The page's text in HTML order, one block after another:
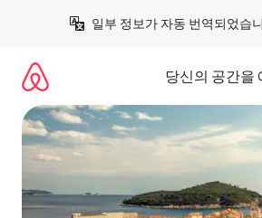
일부 정보가 자동 번역되었습
당신의 공간을